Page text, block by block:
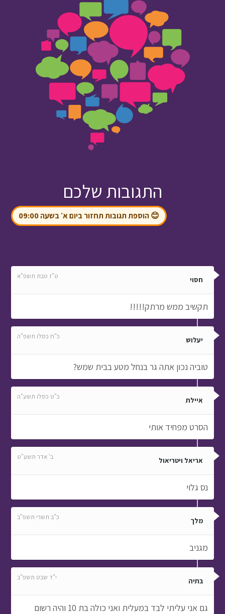
התגובות שלכם
😊 הוספת תגובות תחזור ביום א׳ בשעה 09:00
חסוי ט"ז טבת תשפ"א
תקשיב ממש מרתק!!!!!
יעלוש כ"ח כסלו תשפ"ה
טוביה נכון אתה גר בנחל מטע בבית שמש?
איילת כ"ט כסלו תשע"ה
הסרט מפחיד אותי
אריאל ויטריאול ב' אדר תשע"ט
נס גלוי
מלך כ"ב תשרי תשפ"ב
מגניב
בתיה י"ד שבט תשפ"ב
גם אני עליתי לבד במעלית ואני כולה בת 10 והיה רשום